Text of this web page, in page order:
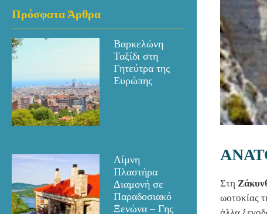
Στη
ωοτοκίας
Πρόσφατα Άρθρα
Βαρκελώνη
Ταξίδι στη
Γητεύτρα της
Ευρώπης
Λίμνη
Πλαστήρα
Διαμονή σε
Παραδοσιακό
Ξενώνα – Γης